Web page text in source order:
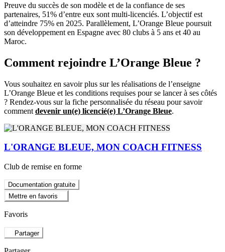
Preuve du succès de son modèle et de la confiance de ses
partenaires, 51% d’entre eux sont multi-licenciés. L’objectif est
d’atteindre 75% en 2025. Parallèlement, L’Orange Bleue poursuit
son développement en Espagne avec 80 clubs à 5 ans et 40 au
Maroc.
Comment rejoindre L’Orange Bleue ?
Vous souhaitez en savoir plus sur les réalisations de l’enseigne
L’Orange Bleue et les conditions requises pour se lancer à ses côtés
? Rendez-vous sur la fiche personnalisée du réseau pour savoir
comment devenir un(e) licencié(e) L’Orange Bleue.
L'ORANGE BLEUE, MON COACH FITNESS
Club de remise en forme
Documentation gratuite
Mettre en favoris
Favoris
Partager